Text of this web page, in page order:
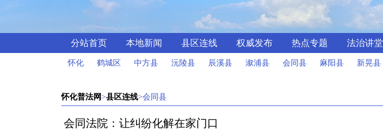
分站首页 本地新闻 县区连线 权威发布 热点专题 法治讲堂
怀化 鹤城区 中方县 沅陵县 辰溪县 溆浦县 会同县 麻阳县 新晃县
怀化普法网>县区连线>会同县
会同法院：让纠纷化解在家门口